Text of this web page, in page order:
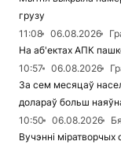
грузу
11:08
06.08.2026
На аб'ектах АПК
10:57
06.08.2026
За сем месяцаў
долараў больш
10:50
06.08.2026
Вучэнні